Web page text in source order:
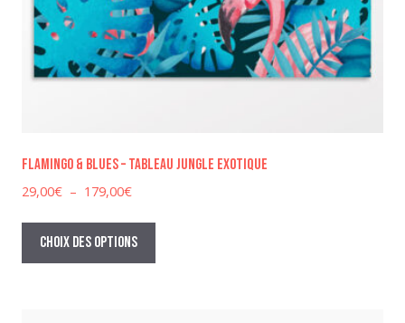
Flamingo & Blues – Tableau jungle exotique
29,00€ – 179,00€Plage
prix :
29,00€
à
Choix des options
Ce
a